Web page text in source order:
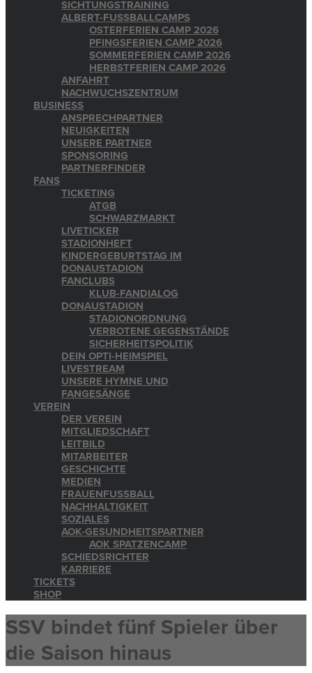
SICHTUNGSTRAINING
ALBERT-FUSSBALLCAMPS
OSTERFERIEN CAMP 2026
PFINGSFERIEN CAMP 2026
SOMMERFERIEN CAMP 2026
HERBSTFERIEN CAMP 2026
ANFAHRT
NACHWUCHSZENTRUM
BUSINESS
ANSPRECHPARTNER
NEUIGKEITEN
UNSERE PARTNER
SPONSORING
PARTNERFINDER
FANS
TICKETING
ATGB
SCHWARZMARKT
LIVETICKER
STADIONHEFT
KINDERGEBURTSTAG IM
DONAUSTADION
FANCLUBS
KLUB-FANDIALOG
DONAUSTADION
STADIONORDNUNG
VERBOTENE GEGENSTÄNDE
SICHERHEITSPOLITIK
DEIN OPTI-HEIMSPIEL
LIVESTREAM
UNSERE HYMNE UND
FANGESÄNGE
VEREIN
DER VEREIN
MITGLIEDSCHAFT
LEITBILD
MITARBEITER
GESCHICHTE
MEDIEN
FRAUENFUSSBALL
NACHHALTIGKEIT
SOZIALES
AOK-GESUNDHEITSPARTNER
AOK SPATZENCAMP
SCHIEDSRICHTER
KARRIERE
TICKETS
SHOP
SSV bindet fünf Spieler über
die Saison hinaus